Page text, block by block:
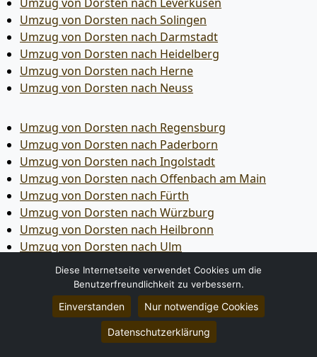
Umzug von Dorsten nach Solingen
Umzug von Dorsten nach Darmstadt
Umzug von Dorsten nach Heidelberg
Umzug von Dorsten nach Herne
Umzug von Dorsten nach Neuss
Umzug von Dorsten nach Regensburg
Umzug von Dorsten nach Paderborn
Umzug von Dorsten nach Ingolstadt
Umzug von Dorsten nach Offenbach am Main
Umzug von Dorsten nach Fürth
Umzug von Dorsten nach Würzburg
Umzug von Dorsten nach Heilbronn
Umzug von Dorsten nach Ulm
Umzug von Dorsten nach Pforzheim
Umzug von Dorsten nach Wolfsburg
Umzug von Dorsten nach Bottrop
Umzug von Dorsten nach Göttingen
Umzug von Dorsten nach Reutlingen
Umzug von Dorsten nach Bremer­haven
Diese Internetseite verwendet Cookies um die
Benutzerfreundlichkeit zu verbessern.
Einverstanden Nur notwendige Cookies
Datenschutzerklärung